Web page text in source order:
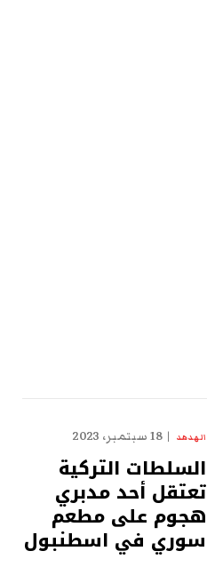
الهدهد 18 سبتمبر، 2023
السلطات التركية
تعتقل أحد مدبري
هجوم على مطعم
سوري في اسطنبول